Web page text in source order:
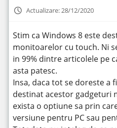
Actualizare: 28/12/2020
Stim ca Windows 8 este
monitoarelor cu touch. Ni
in 99% dintre articolele pe
asta patesc.
Insa, daca tot se doreste a
destinat acestor gadgeturi
exista o optiune sa prin
versiune pentru PC sau